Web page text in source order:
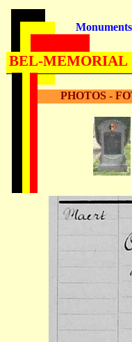
PHOTOS -
BEL-MEMORIAL